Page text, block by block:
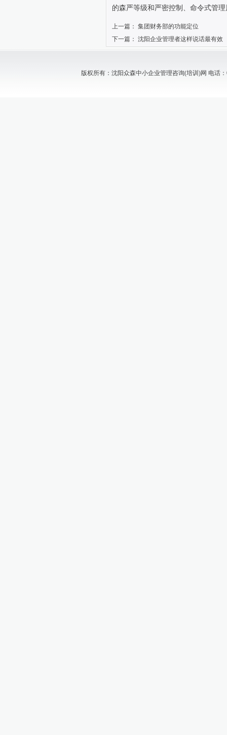
的森严等级和严密控制、命令式管
上一篇： 集团财务部的功能定位
下一篇： 沈阳企业管理者这样说话最有效
版权所有：沈阳众森中小企业管理咨询(培训)网 电话：